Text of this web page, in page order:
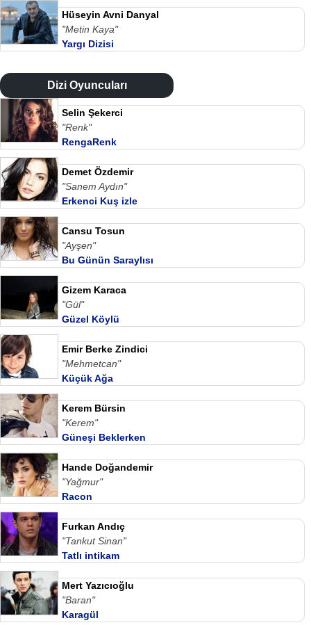
Hüseyin Avni Danyal
"Metin Kaya"
Yargı Dizisi
Dizi Oyuncuları
Selin Şekerci
"Renk"
RengaRenk
Demet Özdemir
"Sanem Aydın"
Erkenci Kuş izle
Cansu Tosun
"Ayşen"
Bu Günün Saraylısı
Gizem Karaca
"Gül"
Güzel Köylü
Emir Berke Zindici
"Mehmetcan"
Küçük Ağa
Kerem Bürsin
"Kerem"
Güneşi Beklerken
Hande Doğandemir
"Yağmur"
Racon
Furkan Andıç
"Tankut Sinan"
Tatlı intikam
Mert Yazıcıoğlu
"Baran"
Karagül